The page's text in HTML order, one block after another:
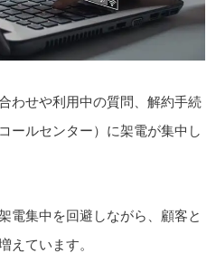
わせや利用中の質問、解約手続
ールセンター）に架電が集中し
電集中を回避しながら、顧客と
えています。